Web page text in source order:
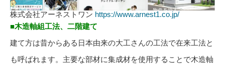
株式会社アーネストワン https://www.arnest1.co.jp/
■木造軸組工法、二階建て
建て方は昔からある日本由来の大工さんの工法で在来工法と
も呼ばれます。主要な部材に集成材を使用することで木造軸